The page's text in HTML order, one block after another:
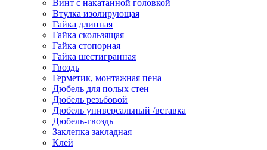
Винт с накатанной головкой
Втулка изолирующая
Гайка длинная
Гайка скользящая
Гайка стопорная
Гайка шестигранная
Гвоздь
Герметик, монтажная пена
Дюбель для полых стен
Дюбель резьбовой
Дюбель универсальный /вставка
Дюбель-гвоздь
Заклепка закладная
Клей